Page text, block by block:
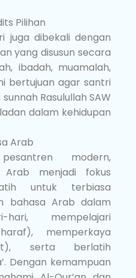
Pilihan
juga dibekali dengan
yang disusun secara
ibadah, muamalah,
bertujuan agar santri
Rasulullah SAW
dalam kehidupan
Arab
modern,
Arab menjadi fokus
untuk terbiasa
bahasa Arab dalam
hari, mempelajari
memperkaya
serta berlatih
Dengan kemampuan